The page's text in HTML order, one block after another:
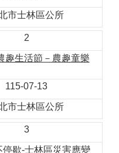
市士林區公所
2
趣生活節－農趣童樂
115-07-13
市士林區公所
3
停歇-士林區災害應變